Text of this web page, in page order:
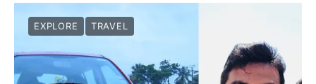
EXPLORE TRAVEL